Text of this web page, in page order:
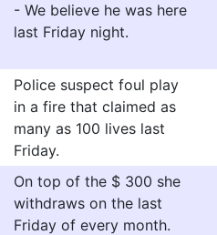
- We believe he was here
last Friday night.
Police suspect foul play
in a fire that claimed as
many as 100 lives last
Friday.
On top of the $ 300 she
withdraws on the last
Friday of every month.